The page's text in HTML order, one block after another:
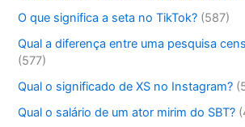
O que significa a seta no TikTok? (587)
Qual a diferença entre uma pesquisa
(577)
Qual o significado de XS no Instagram?
Qual o salário de um ator mirim do SBT?